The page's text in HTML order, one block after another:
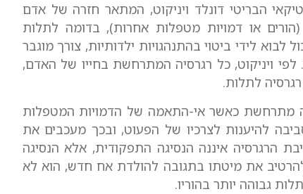
הבריטי דונלד ויניקוט, המתאר חזרה של אדם
או דמויות מטפלות אחרות), בדומה לתלות
לידי ביטוי בהתנהגויות ילדותיות, צורך מוגבר
לפי ויניקוט, כל רגרסיה המתרחשת בחייו של האדם,
לתלות.
מתרחשת כאשר אי-התאמה של הדמויות המטפלות
להיענות לצרכיו של הפעוט, ובכך מעכבים את
הרגרסיה איננה הנסיגה התפקודית, אלא הנסיגה
את מיטתו בתגובה להולדת אח חדש, הוא לא
גבוהה יותר בהוריו.